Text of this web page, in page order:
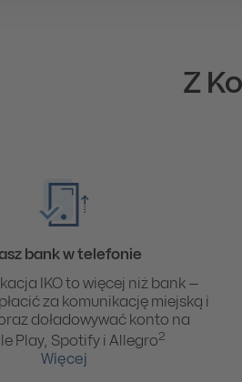
Z
bank w telefonie
IKO to więcej niż bank –
za komunikację miejską i
doładowywać konto na
Play, Spotify i Allegro2
Więcej